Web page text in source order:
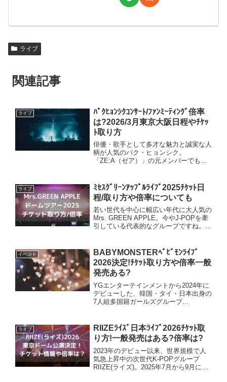
ライブ
関連記事
ライブ
ﾊﾟｸﾋｮﾝｼｸｺﾝｻｰﾄ/ﾌｧﾝﾐｰﾃｨﾝｸﾞ倍率
は?2026/3月東京大阪日程やﾁｹｯ
ﾄ取り方
俳優・歌手として多才な魅力と誠実な人
柄が人気のパク・ヒョンシク。
「ZE:A（ゼア）」の元メンバーでもあ
ンミーティング、9月にはファンコンサ
ートがあり全席完売の大盛況...
ライブ
ﾐｾｽｸﾞﾘｰﾝｱｯﾌﾟﾙﾗｲﾌﾞ2025ﾁｹｯﾄ日
程/取り方や倍率についても
若い世代を中心に幅広い年代に大人気の
Mrs. GREEN APPLE。今やJ-POPを牽
引している代表的なグループですね。
詳細やチケット情報...
イベント
BABYMONSTERﾍﾞﾋﾞﾓﾝﾗｲﾌﾞ
2026決定!ﾁｹｯﾄ取り方や倍率一般
発売ある?
YGエンターテインメントから2024年に
デビューした、韓国・タイ・日本出身の
7人組多国籍ガールズグループ
女たち。2025年春にワールドツアーで
日本に来てくれて、11...
ライブ
RIIZEﾗｲｽﾞ日本ﾗｲﾌﾞ2026ﾁｹｯﾄ取
り方!一般発売はある?倍率は?
2023年のデビュー以来、世界規模で人
気急上昇中の次世代K-POPグループ
RIIZE(ライズ)。2025年7月から9月に日